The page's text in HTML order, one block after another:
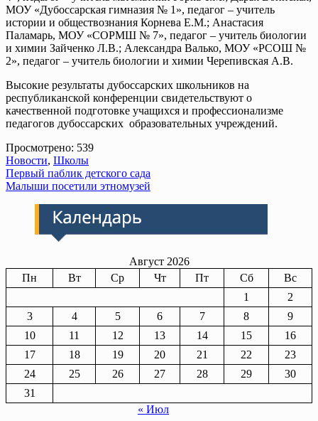
МОУ «Дубоссарская гимназия № 1», педагог – учитель
истории и обществознания Корнева Е.М.; Анастасия
Паламарь, МОУ «СОРМШ № 7», педагог – учитель биологии
и химии Зайченко Л.В.; Александра Валько, МОУ «РСОШ №
2», педагог – учитель биологии и химии Черепивская А.В.
Высокие результаты дубоссарских школьников на
республиканской конференции свидетельствуют о
качественной подготовке учащихся и профессионализме
педагогов дубоссарских образовательных учреждений.
Просмотрено: 539
Новости, Школы
Навигация
по
записям
Первый паблик детского сада
Малыши посетили этномузей
Август 2026
Пн
Вт Ср Чт Пт Сб
Вс
1
2
3
4 5 6 7 8
9
10
11 12 13 14 15
16
17
18 19 20 21 22
23
24
25 26 27 28 29
30
31
« Июл